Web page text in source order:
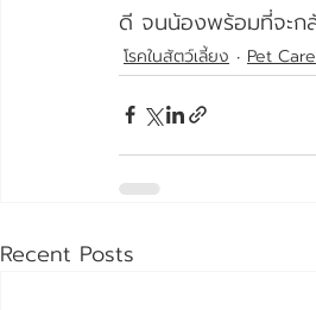
ดี จนน้องพร้อมที่จะก
โรคในสัตว์เลี้ยง Pet Care
Recent Posts